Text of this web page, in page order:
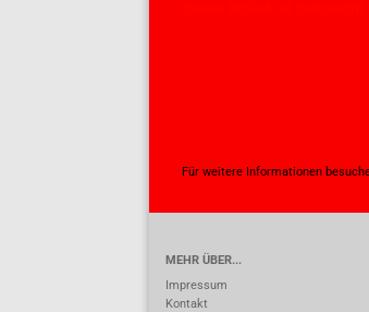
Für weitere Informationen
MEHR ÜBER...
Impressum
Kontakt